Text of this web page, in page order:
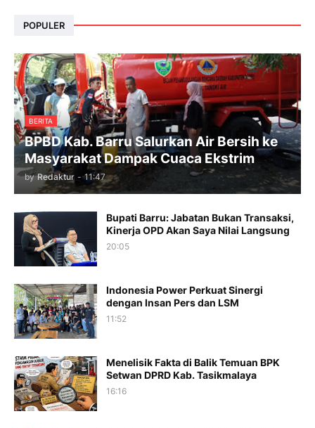
POPULER
BERITA
BPBD Kab. Barru Salurkan Air Bersih ke
Masyarakat Dampak Cuaca Ekstrim
by Redaktur - 11:47
Bupati Barru: Jabatan Bukan Transaksi,
Kinerja OPD Akan Saya Nilai Langsung
20:05
Indonesia Power Perkuat Sinergi
dengan Insan Pers dan LSM
11:52
Menelisik Fakta di Balik Temuan BPK
Setwan DPRD Kab. Tasikmalaya
16:16